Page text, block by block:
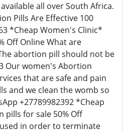
all over South Africa.
Pills Are Effective 100
*Cheap Women's Clinic*
Off Online What are
abortion pill should not be
Our women's Abortion
that are safe and pain
and we clean the womb so
+27789982392 *Cheap
pills for sale 50% Off
in order to terminate